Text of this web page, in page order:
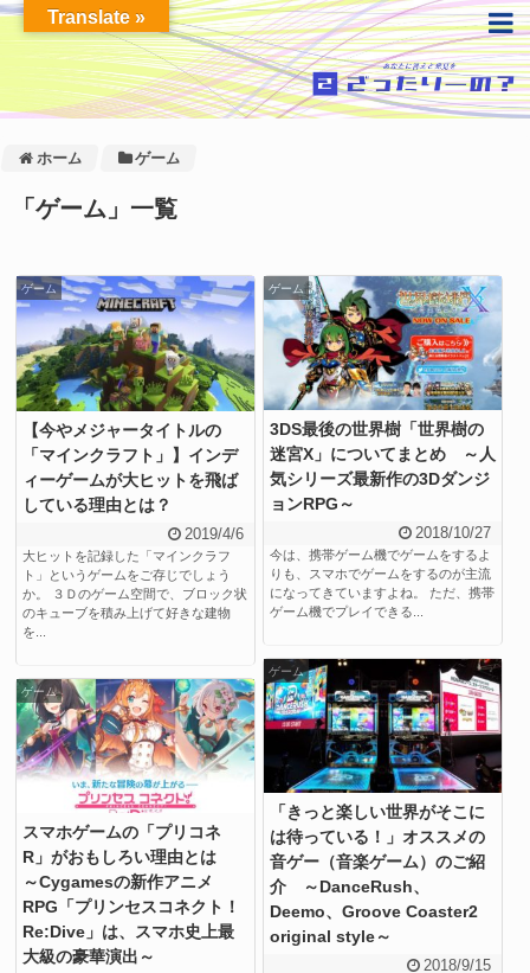
ホーム ゲーム
「 ゲーム 」 一覧
【今やメジャータイトルの
「マインクラフト」】インデ
ィーゲームが大ヒットを飛ば
している理由とは？
2019/4/6
ゲーム
大ヒットを記録した「マインクラフ
ト」というゲームをご存じでしょう
か。 ３Ｄのゲーム空間で、ブロック状
のキューブを積み上げて好きな建物
を...
3DS最後の世界樹「世界樹の
迷宮X」についてまとめ ～人
気シリーズ最新作の3Dダンジ
ョンRPG～
2018/10/27
ゲーム
今は、携帯ゲーム機でゲームをするよ
りも、スマホでゲームをするのが主流
になってきていますよね。 ただ、携帯
ゲーム機でプレイできる...
「きっと楽しい世界がそこに
は待っている！」オススメの
音ゲー（音楽ゲーム）のご紹
介 ～DanceRush、
Deemo、Groove Coaster2
original style～
2018/9/15
ゲーム
スマホゲームの「プリコネ
R」がおもしろい理由とは
～Cygamesの新作アニメ
RPG「プリンセスコネクト！
Re:Dive」は、スマホ史上最
大級の豪華演出～
ゲーム
Translate »